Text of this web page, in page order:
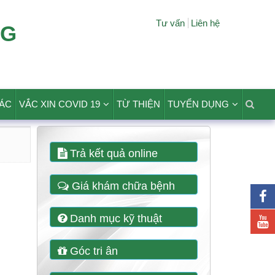
Tư vấn Liên hệ
VẮC XIN COVID 19 TỪ THIỆN TUYỂN DỤNG
Trả kết quả online
Giá khám chữa bệnh
Danh mục kỹ thuật
Góc tri ân